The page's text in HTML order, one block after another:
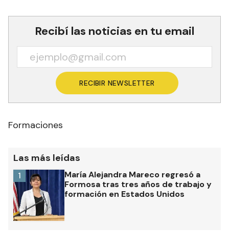
Recibí las noticias en tu email
RECIBIR NEWSLETTER
Formaciones
Las más leídas
María Alejandra Mareco regresó a
Formosa tras tres años de trabajo y
formación en Estados Unidos
1